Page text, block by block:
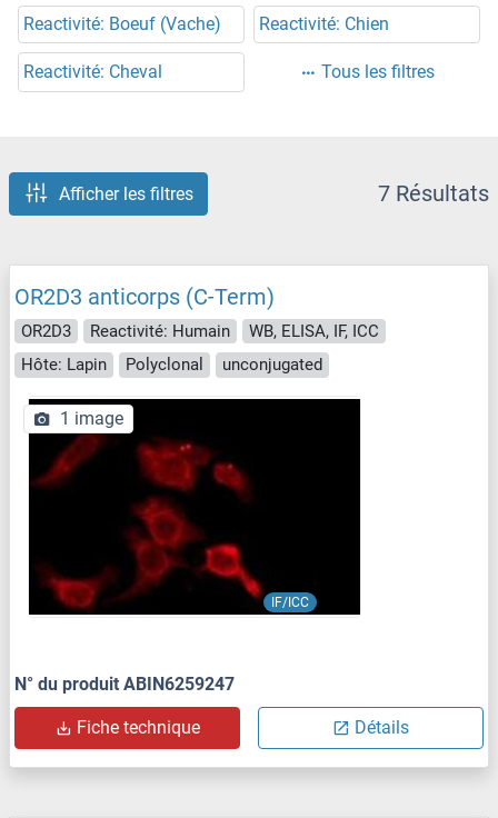
Reactivité: Boeuf (Vache) Reactivité: Chien
Reactivité: Cheval Tous les filtres
Afficher les filtres 7 Résultats
OR2D3 anticorps (C-Term)
OR2D3 Reactivité: Humain
WB, ELISA, IF, ICC
Hôte: Lapin
Polyclonal unconjugated
IF/ICC
1 image
N° du produit ABIN6259247
Fiche technique Détails